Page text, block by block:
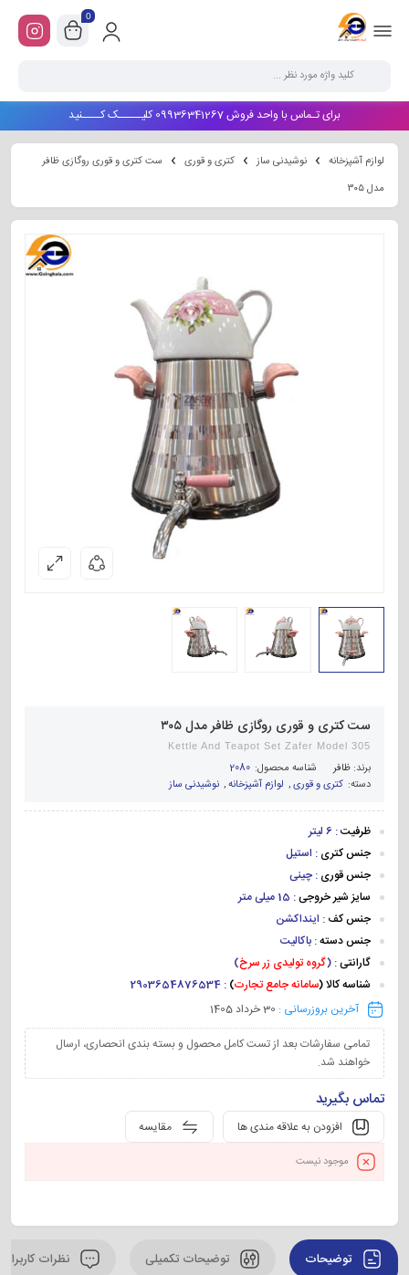
0
برای تـماس با واحد فروش 09936341267 کلیـــــک کــــنید
لوازم آشپزخانه نوشیدنی ساز کتری و قوری
ست کتری و قوری روگازی ظافر
مدل ۳۰۵
ست کتری و قوری روگازی ظافر مدل ۳۰۵
Kettle And Teapot Set Zafer Model 305
برند: ظافر شناسه محصول: 2080
دسته: کتری و قوری, لوازم آشپزخانه, نوشیدنی ساز
ظرفیت: 6 لیتر
جنس کتری : استیل
جنس قوری : چینی
سایز شیر خروجی: 15 میلی متر
جنس کف : اینداکشن
جنس دسته: باکالیت
گارانتی: (گروه تولیدی زر سرخ)
شناسه کالا (سامانه جامع تجارت)
: 2903654876534
آخرین بروزرسانی : 30 خرداد 1405
تمامی سفارشات بعد از تست کامل محصول و بسته بندی انحصاری، ارسال
خواهند شد.
تماس بگیرید
مقایسه افزودن به علاقه مندی ها
موجود نیست
توضیحات توضیحات تکمیلی نظرات کاربران